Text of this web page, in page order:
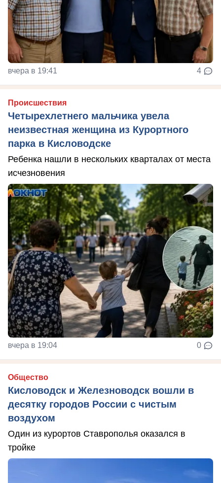
вчера в 19:41 4
Происшествия
Четырехлетнего мальчика увела
неизвестная женщина из Курортного
парка в Кисловодске
Ребенка нашли в нескольких кварталах от места
исчезновения
вчера в 19:04 0
Общество
Кисловодск и Железноводск вошли в
десятку городов России с чистым
воздухом
Один из курортов Ставрополья оказался в
тройке